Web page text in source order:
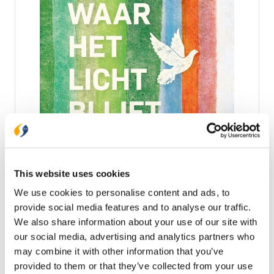
This website uses cookies
We use cookies to personalise content and ads, to
provide social media features and to analyse our traffic.
We also share information about your use of our site with
our social media, advertising and analytics partners who
may combine it with other information that you’ve
provided to them or that they’ve collected from your use
Waar het licht blijft
Wanneer heb je reden voor hoop? Hoe geef je
militairen die uitgezonden worden? Hoe gaat het
wordt hoop in de jongerencultuur in beeld
gebracht? In dit boek geven onderzoekers en
docenten van de Tilburg School of Theology hun
visie op de hoop. In verrassende beelden en
woorden schrijven zij over hoop in al haar vormen.
Voor mensen, kerken en gemeenschappen die na
het Heilig Jaar verder willen als ‘pelgrims van hoop’.
€ 29,99
Op voorraad
In winkelwagen